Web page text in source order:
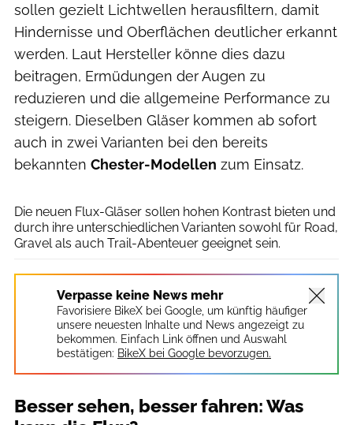
sollen gezielt Lichtwellen herausfiltern, damit
Hindernisse und Oberflächen deutlicher erkannt
werden. Laut Hersteller könne dies dazu
beitragen, Ermüdungen der Augen zu
reduzieren und die allgemeine Performance zu
steigern. Dieselben Gläser kommen ab sofort
auch in zwei Varianten bei den bereits
bekannten Chester-Modellen zum Einsatz.
Die neuen Flux-Gläser sollen hohen Kontrast bieten und
durch ihre unterschiedlichen Varianten sowohl für Road,
Gravel als auch Trail-Abenteuer geeignet sein.
Verpasse keine News mehr
Favorisiere BikeX bei Google, um künftig häufiger
unsere neuesten Inhalte und News angezeigt zu
bekommen. Einfach Link öffnen und Auswahl
bestätigen: BikeX bei Google bevorzugen.
Besser sehen, besser fahren: Was